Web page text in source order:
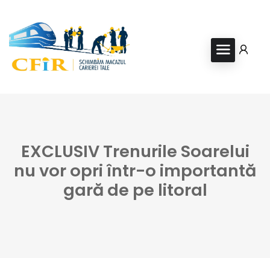
EXCLUSIV Trenurile Soarelui
nu vor opri într-o importantă
gară de pe litoral